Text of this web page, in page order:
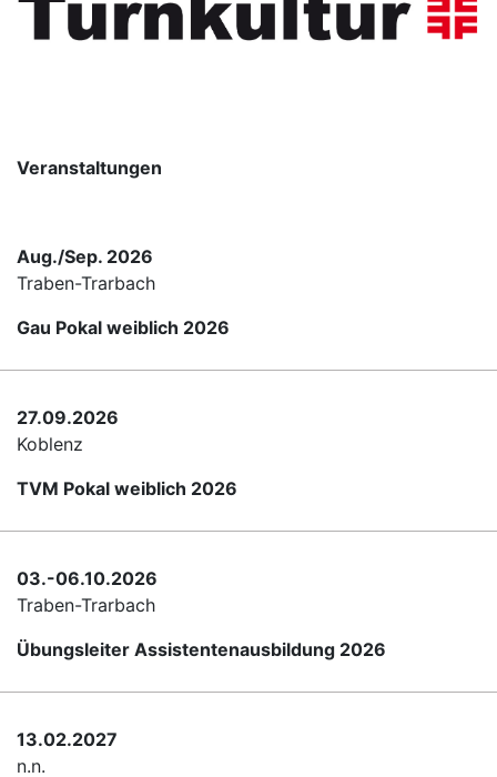
Veranstaltungen
Aug./Sep. 2026
Traben-Trarbach
Gau Pokal weiblich 2026
27.09.2026
Koblenz
TVM Pokal weiblich 2026
03.-06.10.2026
Traben-Trarbach
Übungsleiter Assistentenausbildung 2026
13.02.2027
n.n.